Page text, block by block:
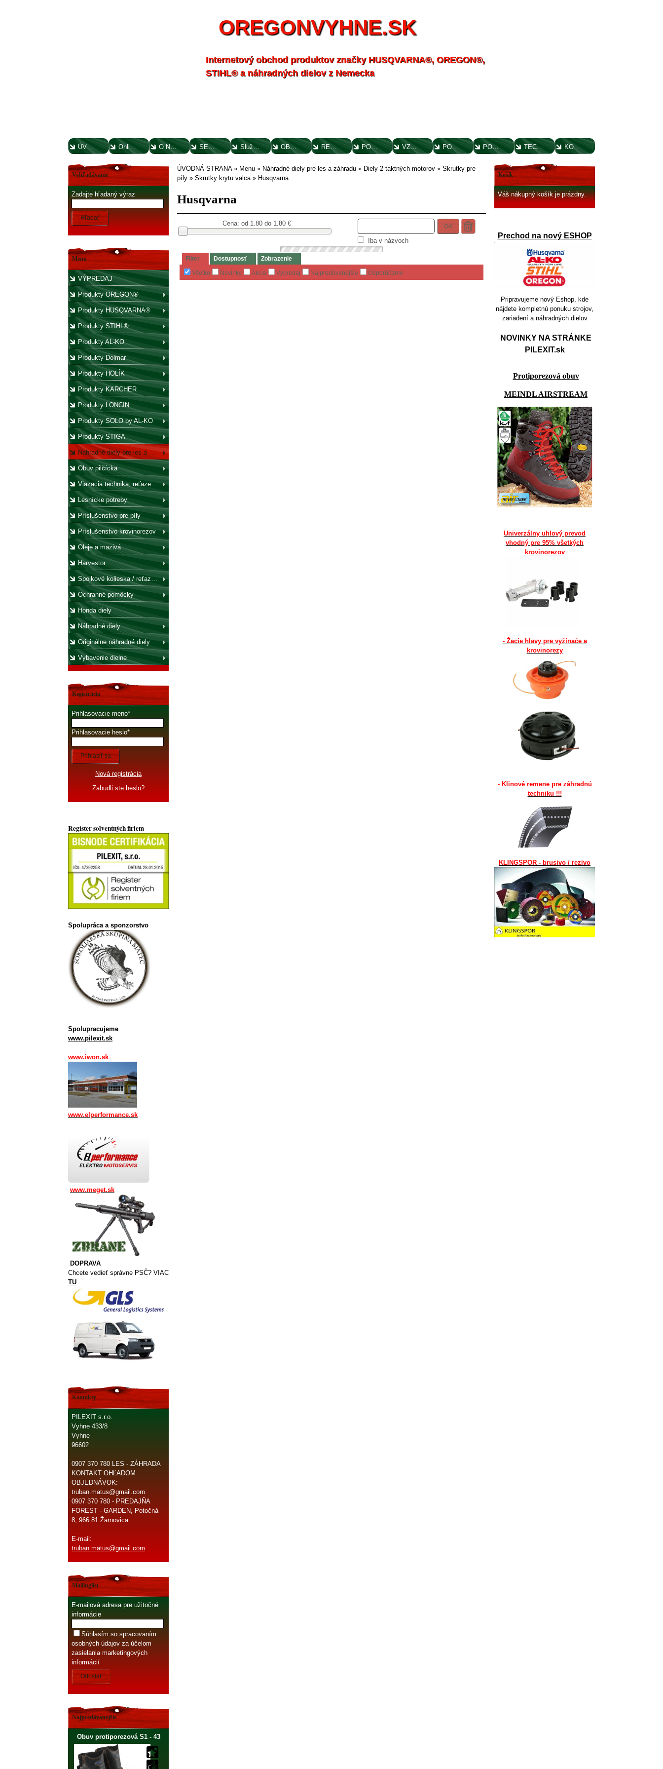
OREGONVYHNE.SK
Internetový obchod produktov značky HUSQVARNA®, OREGON®,
STIHL® a náhradných dielov z Nemecka
ÚVODNÁ STRANA Online parts katalógy O NÁS SERVIS Služby - záhrada OBCHODNÉ PODMIENKY REKLAMAČNÝ PORIADOK POTVRDENIE O VYTKNUTÍ VADY VZOROVÝ FORMULÁR ODSTÚPENIA OD ZMLUVY POUČENIE O UPLATNENÍ PRÁVA SPOTREBITEĽA PORADENSTVO TECHNICKÉ VÝKRESY KONTAKT
Vyhľadávanie
Zadajte hľadaný výraz
Hľadať
Menu
VÝPREDAJ
Produkty OREGON®
Produkty HUSQVARNA®
Produkty STIHL®
Produkty AL-KO
Produkty Dolmar
Produkty HOLÍK
Produkty KARCHER
Produkty LONCIN
Produkty SOLO by AL-KO
Produkty STIGA
Náhradné diely pre les a záhradu
Obuv pilčícka
Viazacia technika, reťaze, laná, háky, kladky
Lesnícke potreby
Príslušenstvo pre píly
Príslušenstvo krovinorezov
Oleje a mazivá
Harvestor
Spojkové kolieska / reťazovky
Ochranné pomôcky
Honda diely
Náhradné diely
Originálne náhradné diely
Vybavenie dielne
Registrácia
Prihlasovacie meno
Prihlasovacie heslo
Prihlásiť sa
Nová registrácia
Zabudli ste heslo?
Register solventných firiem
Spolupráca a sponzorstvo
Spolupracujeme
www.pilexit.sk
www.iwon.sk
www.elperformance.sk
www.meget.sk
DOPRAVA
Chcete vedieť správne PSČ? VIAC
TU
Kontakty
PILEXIT s.r.o.
Vyhne 433/8
Vyhne
96602
0907 370 780 LES - ZÁHRADA
KONTAKT OHĽADOM
OBJEDNÁVOK:
truban.matus@gmail.com
0907 370 780 - PREDAJŇA
FOREST - GARDEN, Potočná
8, 966 81 Žarnovica
E-mail:
truban.matus@gmail.com
Mailinglist
E-mailová adresa pre užitočné
informácie
Súhlasím so spracovaním
osobných údajov za účelom
zasielania marketingových
informácií
Odoslať
Najpredávanejšie
Obuv protiporezová S1 - 43
ÚVODNÁ STRANA» Menu » Náhradné diely pre les a záhradu » Diely 2 taktných motorov » Skrutky pre
píly » Skrutky krytu valca» Husqvarna
Husqvarna
Cena: od 1.80 do 1.80 € OK
Iba v názvoch
Filter Dostupnosť Zobrazenie
Všetko Novinky Akcia Výpredaj Najpredávanejšie Odporúčame
Košík
Váš nákupný košík je prázdny.
Prechod na nový ESHOP
Pripravujeme nový Eshop, kde
nájdete kompletnú ponuku strojov,
zariadení a náhradných dielov
NOVINKY NA STRÁNKE
PILEXIT.sk
Protiporezová obuv
MEINDL AIRSTREAM
Univerzálny uhlový prevod
vhodný pre 95% všetkých
krovinorezov
- Žacie hlavy pre vyžínače a
krovinorezy
- Klinové remene pre záhradnú
techniku !!!
KLINGSPOR - brusivo / rezivo